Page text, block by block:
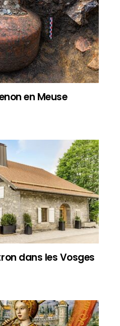
en Meuse
dans les Vosges